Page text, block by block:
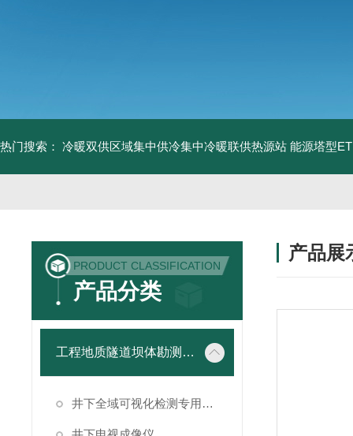
热门搜索： 冷暖双供区域集中供冷集中冷暖联供热源站 能源塔型
PRODUCT CLASSIFICATION
产品分类
工程地质隧道坝体勘测仪器
井下全域可视化检测专用成像设备
产品展